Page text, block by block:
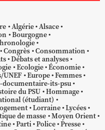
Algérie Alsace
Bourgogne
Congrès Consommation
Débats et analyses
Ecologie Économie
UNEF Europe Femmes
documentaire-its-psu
du PSU Hommage
(étudiant)
Lorraine Lycées
de masse Moyen Orient
Parti Police Presse